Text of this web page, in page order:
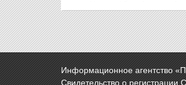
Информационное агентство
Свидетельство о